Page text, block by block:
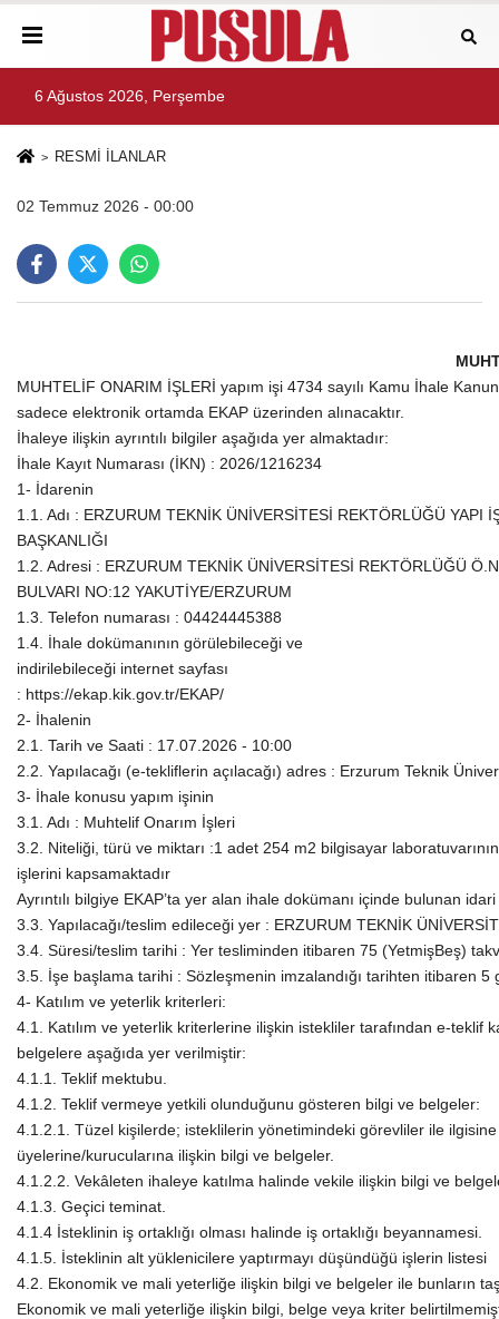
6 Ağustos 2026, Perşembe
RESMİ İLANLAR
02 Temmuz 2026 - 00:00
MUHTELİF ONARIM İŞLERİ yapım işi 4734 sayılı Kamu İhale
sadece elektronik ortamda EKAP üzerinden alınacaktır.
İhaleye ilişkin ayrıntılı bilgiler aşağıda yer almaktadır:
İhale Kayıt Numarası (İKN) : 2026/1216234
1- İdarenin
1.1. Adı : ERZURUM TEKNİK ÜNİVERSİTESİ REKTÖRLÜĞÜ YAPI
BAŞKANLIĞI
1.2. Adresi : ERZURUM TEKNİK ÜNİVERSİTESİ REKTÖRLÜĞÜ
BULVARI NO:12 YAKUTİYE/ERZURUM
1.3. Telefon numarası : 04424445388
1.4. İhale dokümanının görülebileceği ve
indirilebileceği internet sayfası
: https://ekap.kik.gov.tr/EKAP/
2- İhalenin
2.1. Tarih ve Saati : 17.07.2026 - 10:00
2.2. Yapılacağı (e-tekliflerin açılacağı) adres : Erzurum Teknik
3- İhale konusu yapım işinin
3.1. Adı : Muhtelif Onarım İşleri
3.2. Niteliği, türü ve miktarı :1 adet 254 m2 bilgisayar
işlerini kapsamaktadır
Ayrıntılı bilgiye EKAP’ta yer alan ihale dokümanı içinde bulunan
3.3. Yapılacağı/teslim edileceği yer : ERZURUM TEKNİK
3.4. Süresi/teslim tarihi : Yer tesliminden itibaren 75 (YetmişBeş)
3.5. İşe başlama tarihi : Sözleşmenin imzalandığı tarihten itibaren
4- Katılım ve yeterlik kriterleri:
4.1. Katılım ve yeterlik kriterlerine ilişkin istekliler tarafından e-teklif
belgelere aşağıda yer verilmiştir:
4.1.1. Teklif mektubu.
4.1.2. Teklif vermeye yetkili olunduğunu gösteren bilgi ve belgeler:
4.1.2.1. Tüzel kişilerde; isteklilerin yönetimindeki görevliler ile
üyelerine/kurucularına ilişkin bilgi ve belgeler.
4.1.2.2. Vekâleten ihaleye katılma halinde vekile ilişkin bilgi ve
4.1.3. Geçici teminat.
4.1.4 İsteklinin iş ortaklığı olması halinde iş ortaklığı beyannamesi.
4.1.5. İsteklinin alt yüklenicilere yaptırmayı düşündüğü işlerin listesi
4.2. Ekonomik ve mali yeterliğe ilişkin bilgi ve belgeler ile bunların
Ekonomik ve mali yeterliğe ilişkin bilgi, belge veya kriter